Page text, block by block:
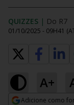
QUIZZES | Do R7
01/10/2025 - 09H41
A+
Adicione como